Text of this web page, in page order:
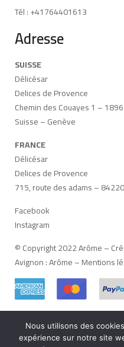
Tél : +41764401613
Adresse
SUISSE
Délicésar
Delices de Provence
Chemin des Couayes 1 –
Suisse – Genève
FRANCE
Délicésar
Delices de Provence
715, route des adams –
Facebook
Instagram
© Copyright 2022 Arôme –
Avignon:Arôme–Mentions
Français Deutsch
Nous utilisons des
expérience sur notre site